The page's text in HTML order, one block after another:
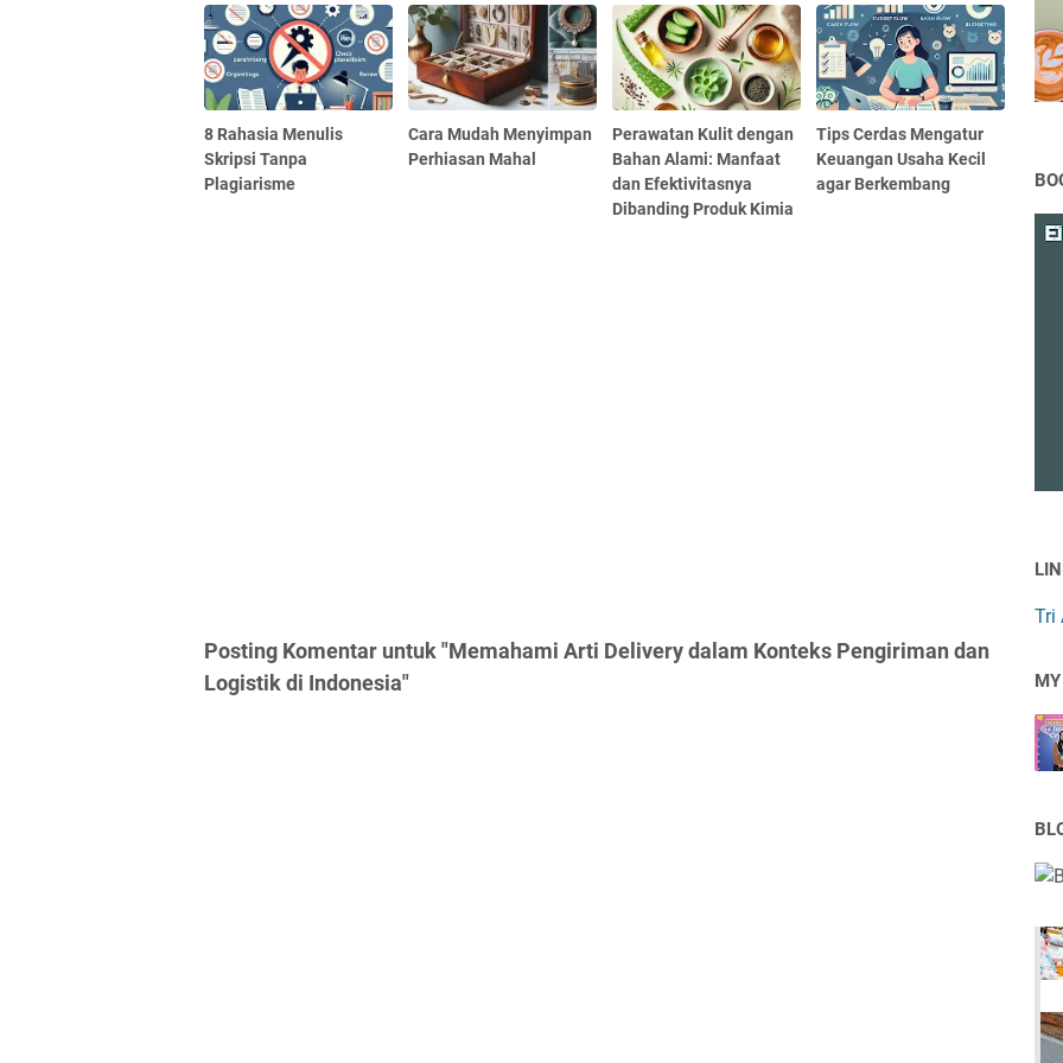
8 Rahasia Menulis
Skripsi Tanpa
Plagiarisme
Cara Mudah Menyimpan
Perhiasan Mahal
Perawatan Kulit dengan
Bahan Alami: Manfaat
dan Efektivitasnya
Dibanding Produk Kimia
Tips Cerdas Mengatur
Keuangan Usaha Kecil
agar Berkembang
Posting Komentar untuk "Memahami Arti Delivery dalam Konteks Pengiriman dan
Logistik di Indonesia"
Tri